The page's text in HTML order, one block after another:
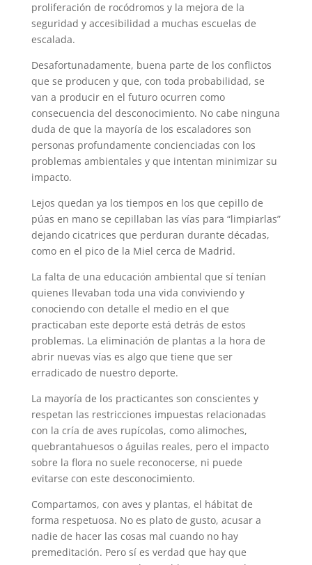
proliferación de rocódromos y la mejora de la
seguridad y accesibilidad a muchas escuelas de
escalada.
Desafortunadamente, buena parte de los conflictos
que se producen y que, con toda probabilidad, se
van a producir en el futuro ocurren como
consecuencia del desconocimiento. No cabe ninguna
duda de que la mayoría de los escaladores son
personas profundamente concienciadas con los
problemas ambientales y que intentan minimizar su
impacto.
Lejos quedan ya los tiempos en los que cepillo de
púas en mano se cepillaban las vías para “limpiarlas”
dejando cicatrices que perduran durante décadas,
como en el pico de la Miel cerca de Madrid.
La falta de una educación ambiental que sí tenían
quienes llevaban toda una vida conviviendo y
conociendo con detalle el medio en el que
practicaban este deporte está detrás de estos
problemas. La eliminación de plantas a la hora de
abrir nuevas vías es algo que tiene que ser
erradicado de nuestro deporte.
La mayoría de los practicantes son conscientes y
respetan las restricciones impuestas relacionadas
con la cría de aves rupícolas, como alimoches,
quebrantahuesos o águilas reales, pero el impacto
sobre la flora no suele reconocerse, ni puede
evitarse con este desconocimiento.
Compartamos, con aves y plantas, el hábitat de
forma respetuosa. No es plato de gusto, acusar a
nadie de hacer las cosas mal cuando no hay
premeditación. Pero sí es verdad que hay que